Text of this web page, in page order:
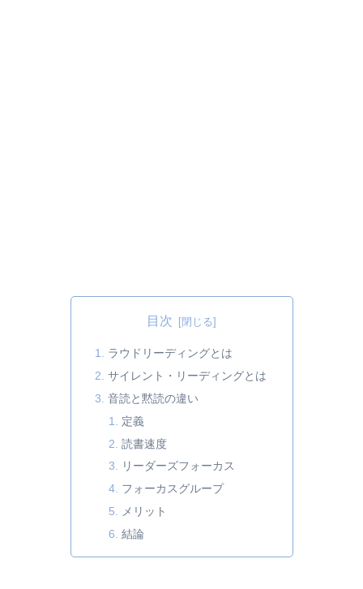
目次
ラウドリーディングとは
サイレント・リーディングとは
音読と黙読の違い
定義
読書速度
リーダーズフォーカス
フォーカスグループ
メリット
結論